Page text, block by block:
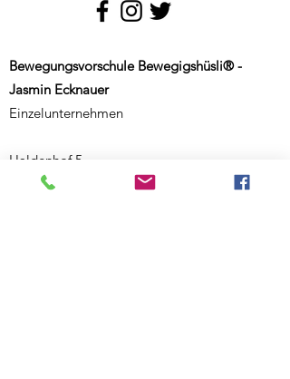
Bewegungsvorschule Bewegigshüsli® -
Jasmin Ecknauer
Einzelunternehmen
Haldenhof 5
CH-9000 St. Gallen